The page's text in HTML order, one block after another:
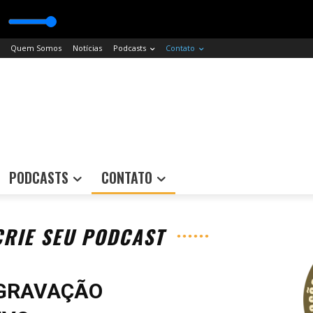
Quem Somos Notícias Podcasts Contato
PODCASTS CONTATO
SEU PODCAST